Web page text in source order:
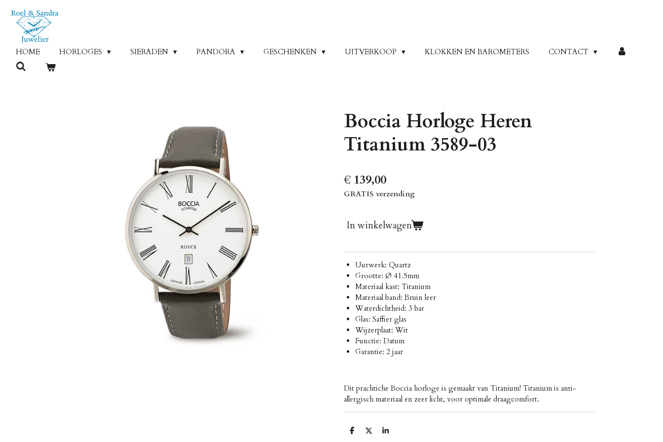
Ga
direct
hoofdinhoud
HOME HORLOGES SIERADEN PANDORA GESCHENKEN UITVERKOOP KLOKKEN EN BAROMETERS CONTACT
Boccia Horloge Heren
Titanium 3589-03
€ 139,00
GRATIS verzending
In winkelwagen
Uurwerk: Quartz
Grootte: Ø 41.5mm
Materiaal kast: Titanium
Materiaal band: Bruin leer
Waterdichtheid: 3 bar
Glas: Saffier glas
Wijzerplaat: Wit
Functie: Datum
Garantie: 2 jaar
Dit prachtiche Boccia horloge is gemaakt van Titanium! Titanium is anti-
allergisch materiaal en zeer licht, voor optimale draagcomfort.
D
D
S